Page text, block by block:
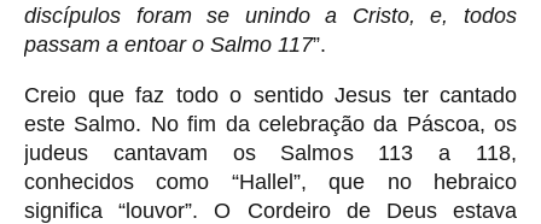
discípulos foram se unindo a Cristo, e, todos
passam a entoar o Salmo 117”.
Creio que faz todo o sentido Jesus ter cantado
este Salmo. No fim da celebração da Páscoa, os
judeus cantavam os Salmos 113 a 118,
conhecidos como “Hallel”, que no hebraico
significa “louvor”. O Cordeiro de Deus estava